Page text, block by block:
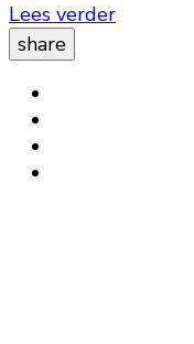
Lees verder
share